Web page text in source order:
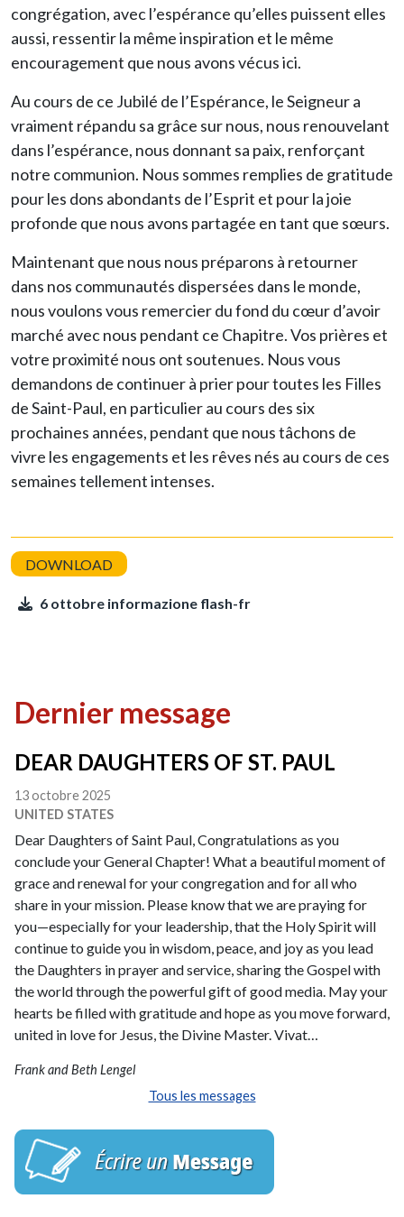
congrégation, avec l’espérance qu’elles puissent elles
aussi, ressentir la même inspiration et le même
encouragement que nous avons vécus ici.
Au cours de ce Jubilé de l’Espérance, le Seigneur a
vraiment répandu sa grâce sur nous, nous renouvelant
dans l’espérance, nous donnant sa paix, renforçant
notre communion. Nous sommes remplies de gratitude
pour les dons abondants de l’Esprit et pour la joie
profonde que nous avons partagée en tant que sœurs.
Maintenant que nous nous préparons à retourner
dans nos communautés dispersées dans le monde,
nous voulons vous remercier du fond du cœur d’avoir
marché avec nous pendant ce Chapitre. Vos prières et
votre proximité nous ont soutenues. Nous vous
demandons de continuer à prier pour toutes les Filles
de Saint-Paul, en particulier au cours des six
prochaines années, pendant que nous tâchons de
vivre les engagements et les rêves nés au cours de ces
semaines tellement intenses.
6 ottobre informazione flash-fr
Dernier message
DEAR DAUGHTERS OF ST. PAUL
13 octobre 2025
UNITED STATES
Dear Daughters of Saint Paul, Congratulations as you
conclude your General Chapter! What a beautiful moment of
grace and renewal for your congregation and for all who
share in your mission. Please know that we are praying for
you—especially for your leadership, that the Holy Spirit will
continue to guide you in wisdom, peace, and joy as you lead
the Daughters in prayer and service, sharing the Gospel with
the world through the powerful gift of good media. May your
hearts be filled with gratitude and hope as you move forward,
united in love for Jesus, the Divine Master. Vivat…
Frank and Beth Lengel
Tous les messages